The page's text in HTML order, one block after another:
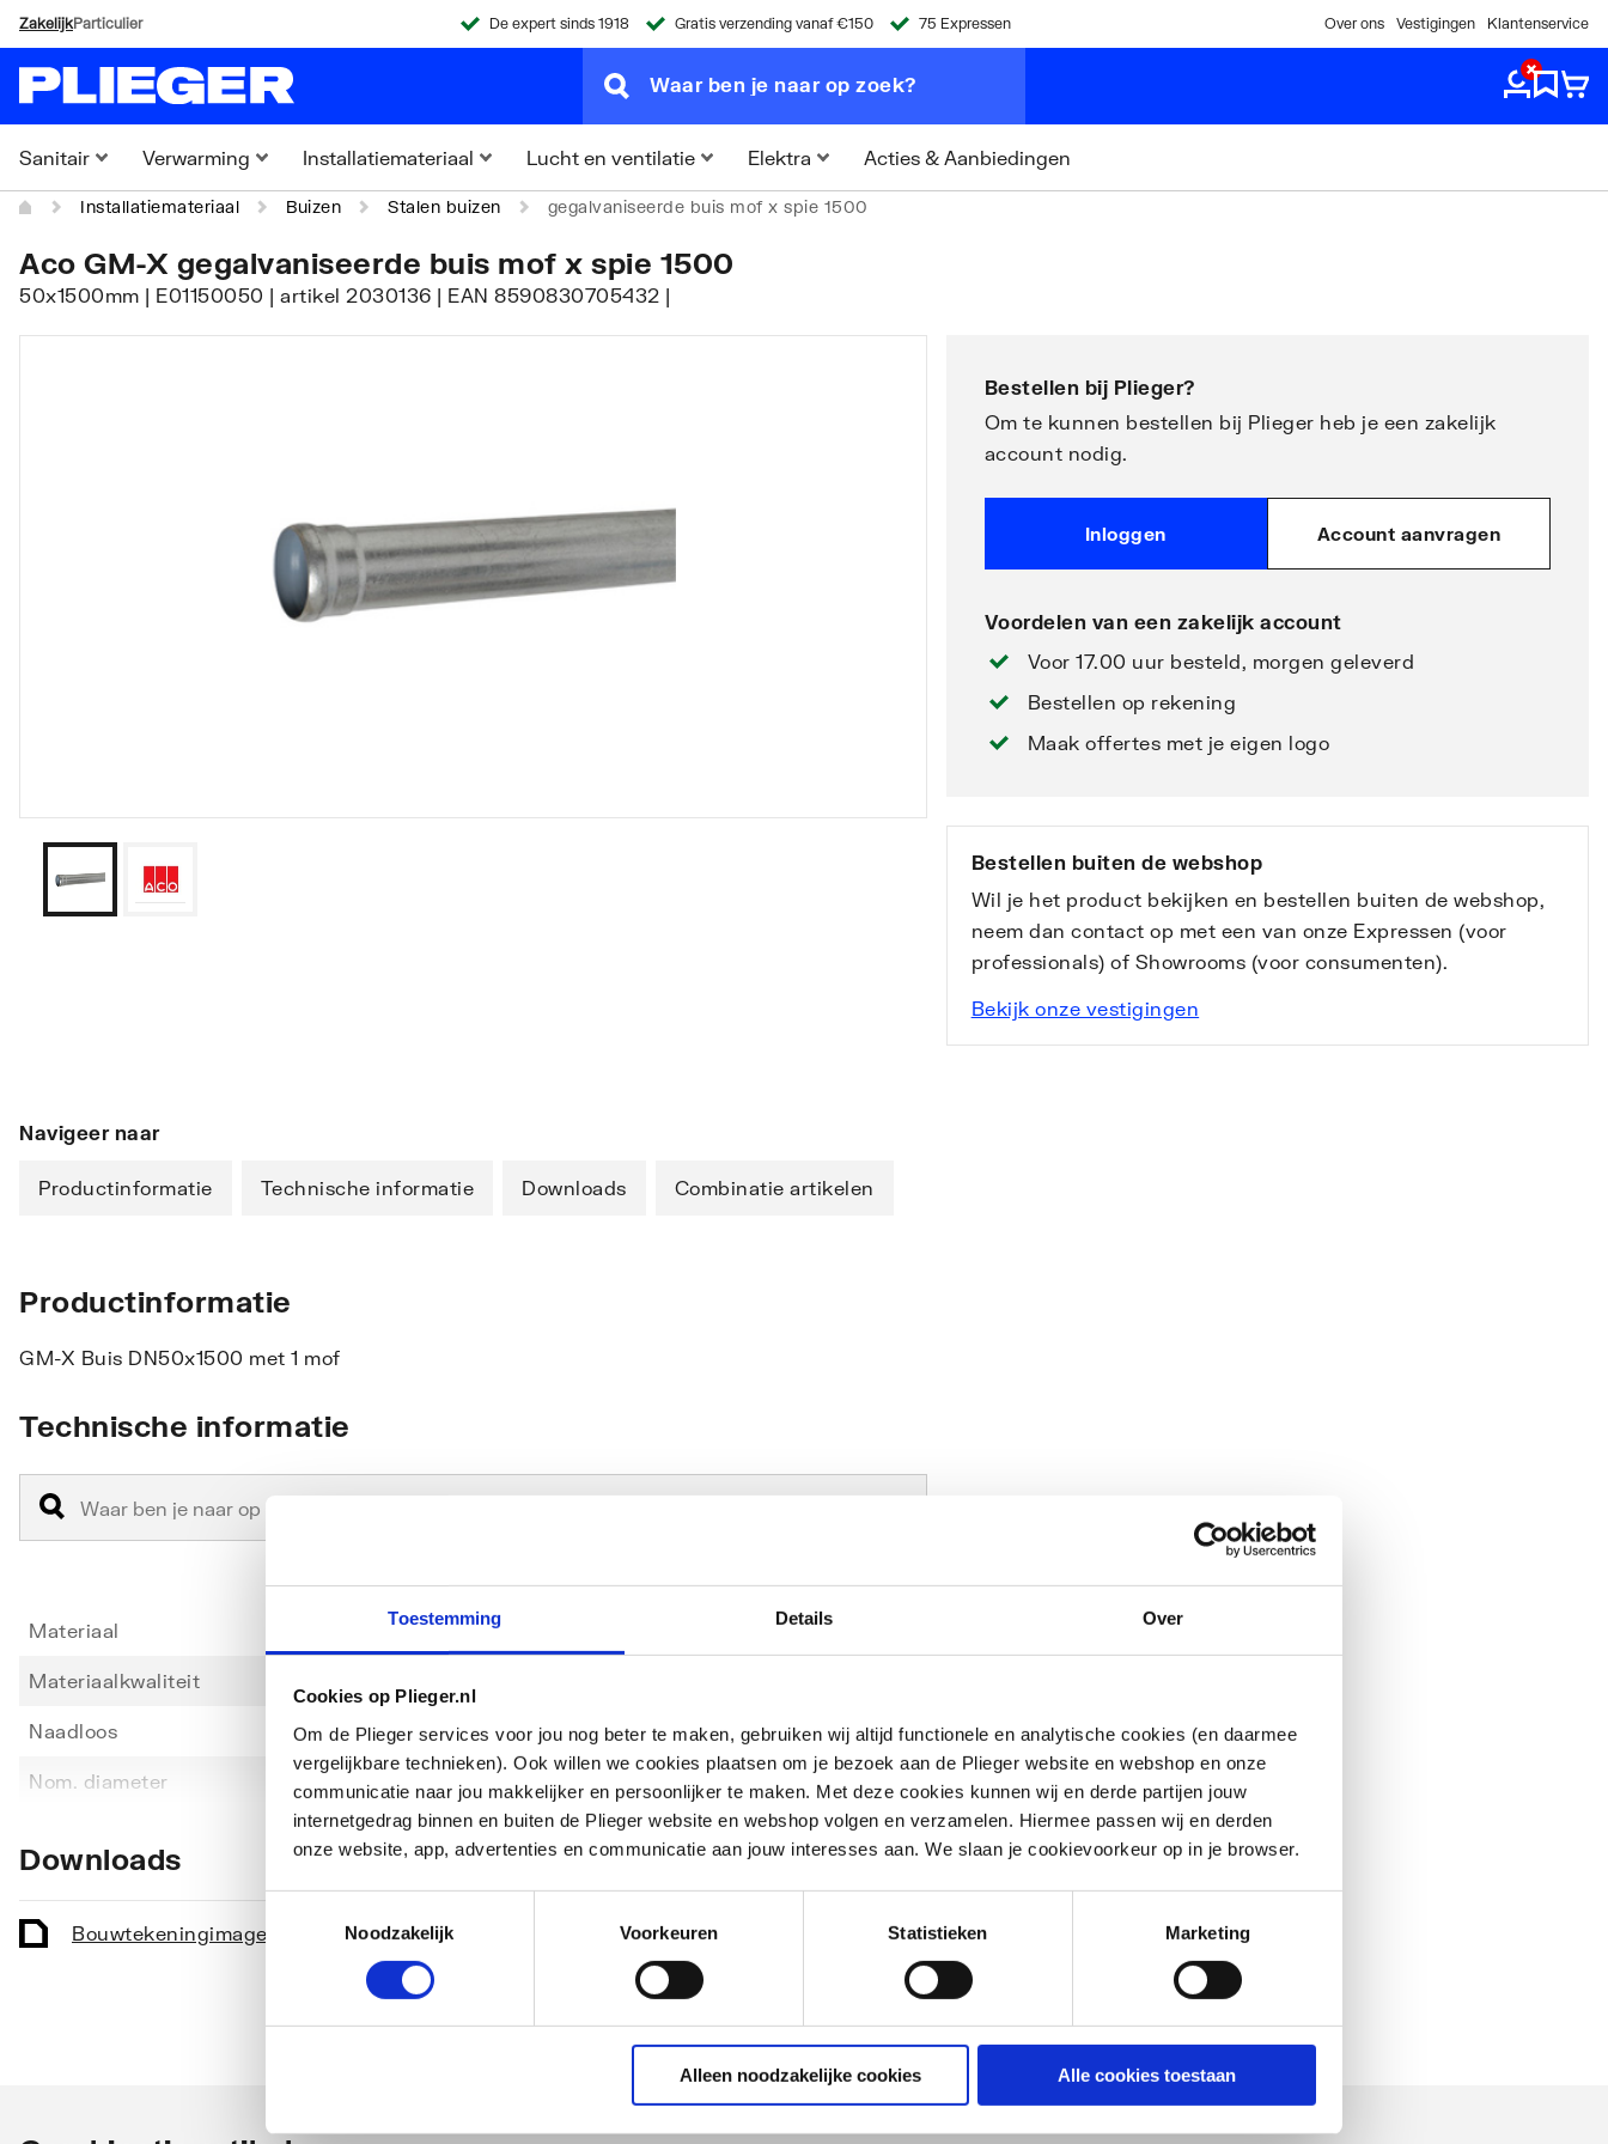
Toestemming Details Over
Cookies op Plieger.nl
Om de Plieger services voor jou nog beter te maken, gebruiken wij altijd functionele en analytische cookies (en daarmee
vergelijkbare technieken). Ook willen we cookies plaatsen om je bezoek aan de Plieger website en webshop en onze
communicatie naar jou makkelijker en persoonlijker te maken. Met deze cookies kunnen wij en derde partijen jouw
internetgedrag binnen en buiten de Plieger website en webshop volgen en verzamelen. Hiermee passen wij en derden
onze website, app, advertenties en communicatie aan jouw interesses aan. We slaan je cookievoorkeur op in je browser.
Noodzakelijk
Voorkeuren Statistieken Marketing
Alleen noodzakelijke cookies Alle cookies toestaan
ZakelijkParticulier De expert sinds 1918 Gratis verzending vanaf €150 75 Expressen Over ons Vestigingen Klantenservice
Sanitair Verwarming Installatiemateriaal Lucht en ventilatie Elektra Acties & Aanbiedingen
Installatiemateriaal Buizen Stalen buizen gegalvaniseerde buis mof x spie 1500
Aco GM-X gegalvaniseerde buis mof x spie 1500
50x1500mm | E01150050 | artikel 2030136 | EAN 8590830705432 |
Bestellen bij Plieger?
Om te kunnen bestellen bij Plieger heb je een zakelijk
account nodig.
Inloggen Account aanvragen
Voordelen van een zakelijk account
Voor 17.00 uur besteld, morgen geleverd
Bestellen op rekening
Maak offertes met je eigen logo
Bestellen buiten de webshop
Wil je het product bekijken en bestellen buiten de webshop,
neem dan contact op met een van onze Expressen (voor
professionals) of Showrooms (voor consumenten).
Bekijk onze vestigingen
Navigeer naar
Productinformatie Technische informatie Downloads Combinatie artikelen
Productinformatie
GM-X Buis DN50x1500 met 1 mof
Technische informatie
Materiaal Staal
Materiaalkwaliteit
Naadloos Nee
Nom. diameter DN 50
53
Aansluiting
Nee
Middel
Toon meer
Downloads
Bouwtekeningimage/png 11 KB